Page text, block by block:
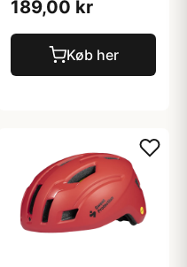
189,00 kr
Køb her